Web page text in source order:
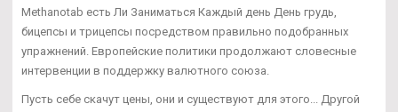
Methanotab есть Ли Заниматься Каждый день День грудь,
бицепсы и трицепсы посредством правильно подобранных
упражнений. Европейские политики продолжают словесные
интервенции в поддержку валютного союза.
Пусть себе скачут цены, они и существуют для этого... Другой